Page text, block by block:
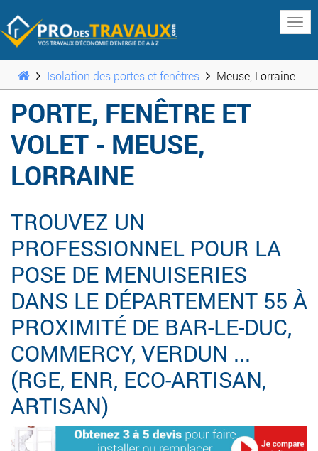
Isolation des portes et fenêtres Meuse, Lorraine
PORTE, FENÊTRE ET
VOLET - MEUSE,
LORRAINE
TROUVEZ UN
PROFESSIONNEL POUR LA
POSE DE MENUISERIES
DANS LE DÉPARTEMENT 55 À
PROXIMITÉ DE BAR-LE-DUC,
COMMERCY, VERDUN ...
(RGE, ENR, ECO-ARTISAN,
ARTISAN)